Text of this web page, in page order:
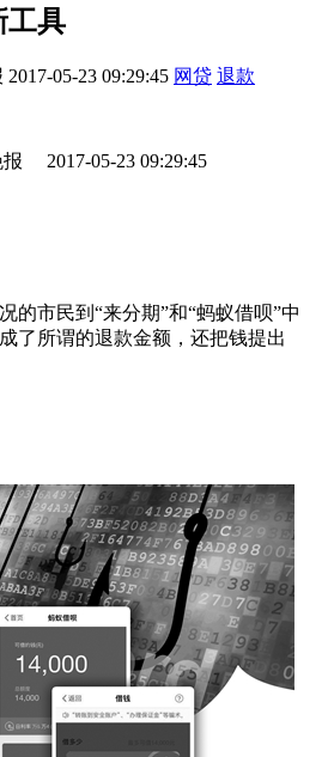
工具
2017-05-23 09:29:45 网贷 退款
2017-05-23 09:29:45
的市民到“来分期”和“蚂蚁借呗”中
了所谓的退款金额，还把钱提出